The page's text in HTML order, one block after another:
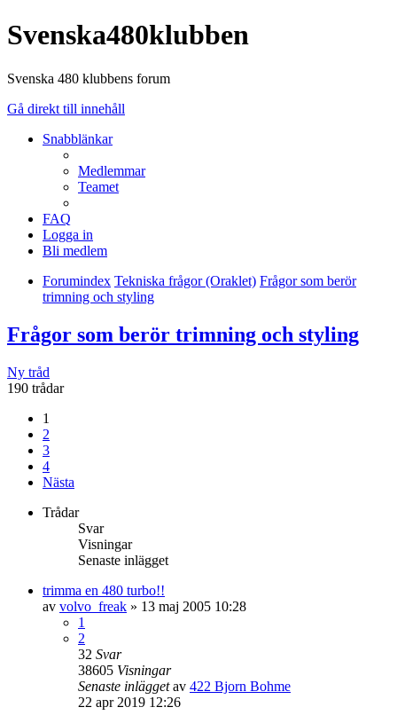
Svenska480klubben
Svenska 480 klubbens forum
Gå direkt till innehåll
Snabblänkar
Medlemmar
Teamet
FAQ
Logga in
Bli medlem
Forumindex Tekniska frågor (Oraklet) Frågor som berör
trimning och styling
Frågor som berör trimning och styling
Ny tråd
190 trådar
1
2
3
4
Nästa
Trådar
Svar
Visningar
Senaste inlägget
trimma en 480 turbo!!
av volvo_freak » 13 maj 2005 10:28
1
2
32 Svar
38605 Visningar
Senaste inläggetav 422 Bjorn Bohme
22 apr 2019 12:26